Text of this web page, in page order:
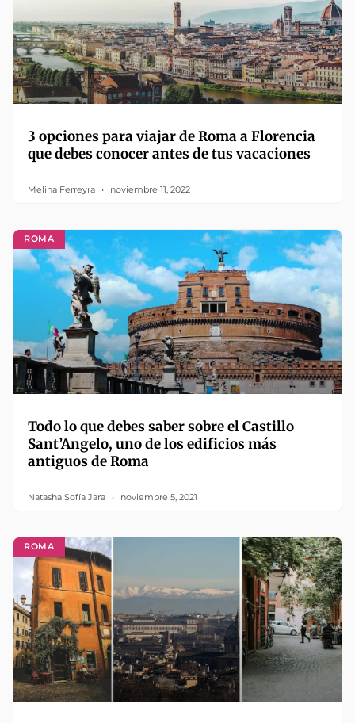
3 opciones para viajar de Roma a Florencia
que debes conocer antes de tus vacaciones
Melina Ferreyra noviembre 11, 2022
ROMA
Todo lo que debes saber sobre el Castillo
Sant’Angelo, uno de los edificios más
antiguos de Roma
Natasha Sofía Jara noviembre 5, 2021
ROMA